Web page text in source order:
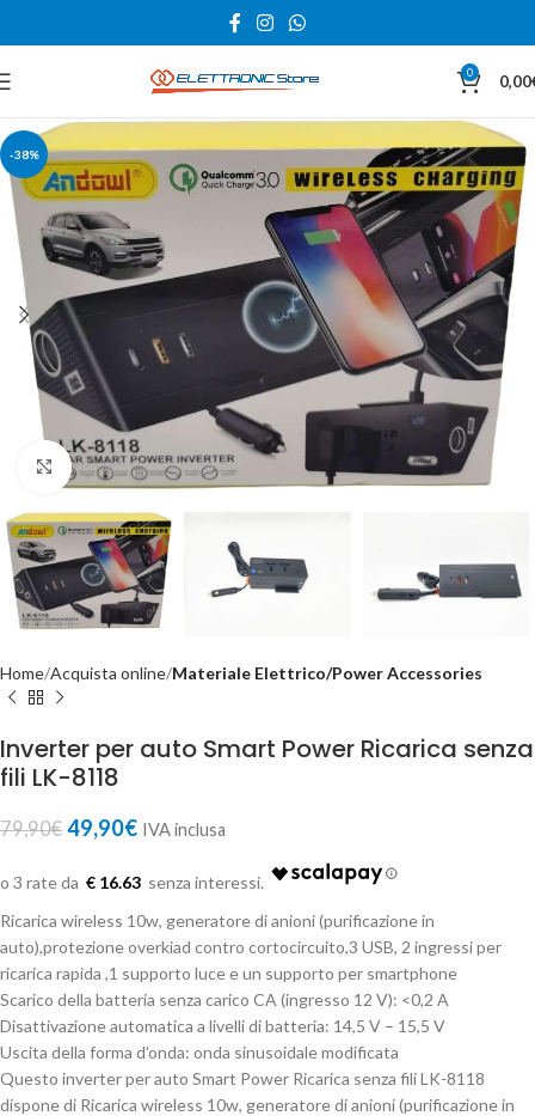
0 0,00
-38%
Click to enlarge
Home Acquista online Materiale Elettrico/Power Accessories
Inverter per auto Smart Power Ricarica senza
fili LK-8118
79,90€ 49,90€ IVA inclusa
€ 16.63
Ricarica wireless 10w, generatore di anioni (purificazione in
auto),protezione overkiad contro cortocircuito,3 USB, 2 ingressi per
ricarica rapida ,1 supporto luce e un supporto per smartphone
Scarico della batteria senza carico CA (ingresso 12 V): <0,2 A
Disattivazione automatica a livelli di batteria: 14,5 V – 15,5 V
Uscita della forma d’onda: onda sinusoidale modificata
Questo inverter per auto Smart Power Ricarica senza fili LK-8118
dispone di Ricarica wireless 10w, generatore di anioni (purificazione in